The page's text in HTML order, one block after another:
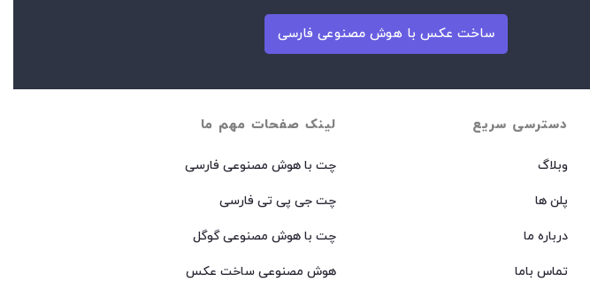
ساخت عکس با هوش مصنوعی فارسی
لینک صفحات مهم ما
چت با هوش مصنوعی فارسی
چت جی پی تی فارسی
چت با هوش مصنوعی گوگل
هوش مصنوعی ساخت عکس
دسترسی سریع
وبلاگ
پلن ها
درباره ما
تماس باما